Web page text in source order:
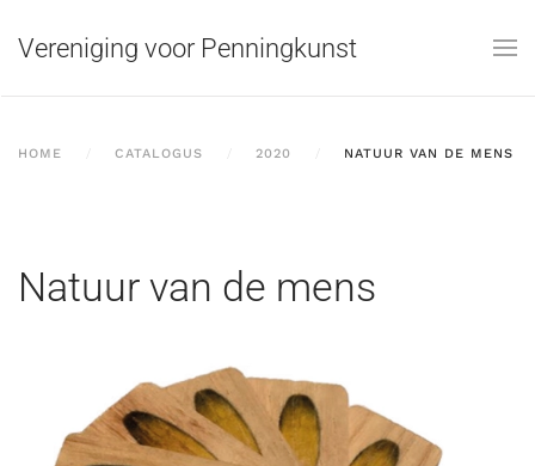
Skip to main content
Vereniging voor Penningkunst
HOME CATALOGUS 2020 NATUUR VAN DE MENS
Natuur van de mens